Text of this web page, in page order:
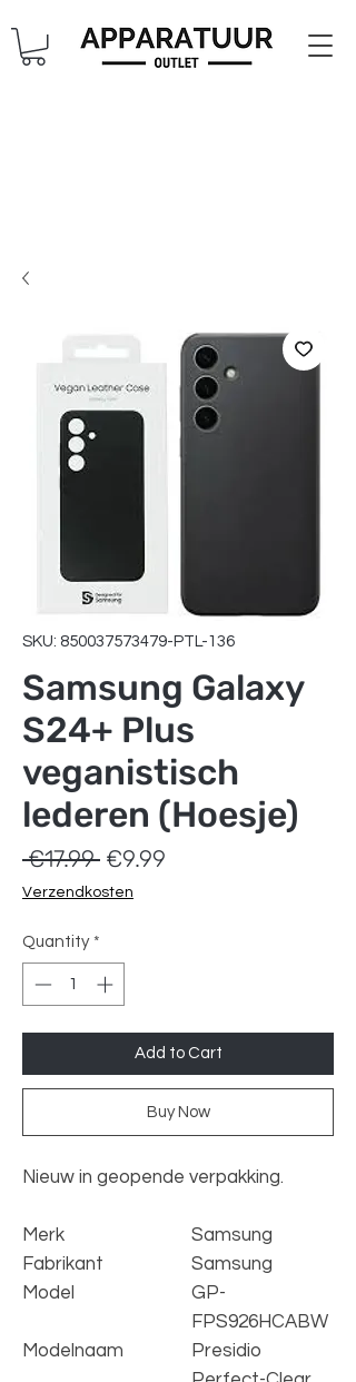
SKU: 850037573479-PTL-136
Samsung Galaxy
S24+ Plus
veganistisch
lederen (Hoesje)
€17.99 Regular
Price
€9.99
Verzendkosten
Quantity *
Add to Cart
Buy Now
Nieuw in geopende verpakking.
Merk
‎Samsung
Fabrikant
‎Samsung
Model
‎GP-
FPS926HCABW
Modelnaam
‎Presidio